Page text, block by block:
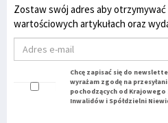
Zostaw swój adres aby
wartościowych artykułach oraz
Chcę zapisać się do
wyrażam zgodę na
pochodzących od
Inwalidów i Spółdzielni